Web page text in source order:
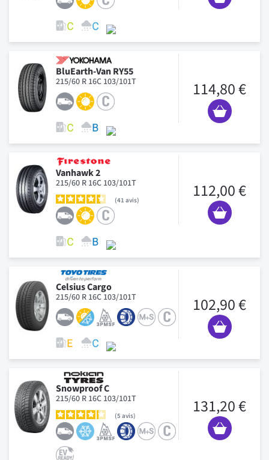
BluEarth-Van RY55
215/60 R 16C 103/101T 114,80 €
Vanhawk 2
215/60 R 16C 103/101T
41 avis 112,00 €
Celsius Cargo
215/60 R 16C 103/101T 102,90 €
Snowproof C
215/60 R 16C 103/101T
5 avis 131,20 €